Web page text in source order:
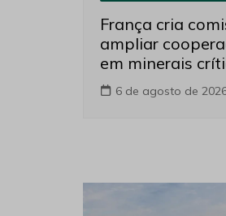
França cria
ampliar
em minerais
6 de agosto de